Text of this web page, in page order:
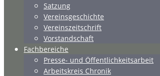
Satzung
Vereinsgeschichte
Vereinszeitschrift
Vorstandschaft
Fachbereiche
Presse- und Öffentlichkeitsarbeit
Arbeitskreis Chronik